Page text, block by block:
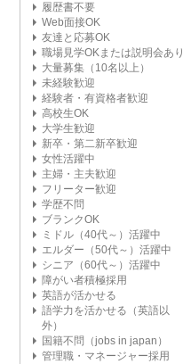
履歴書不要
Web面接OK
友達と応募OK
職場見学OKまたは説明会あり
大量募集（10名以上）
未経験歓迎
経験者・有資格者歓迎
高校生OK
大学生歓迎
新卒・第二新卒歓迎
女性活躍中
主婦・主夫歓迎
フリーター歓迎
学歴不問
ブランクOK
ミドル（40代～）活躍中
エルダー（50代～）活躍中
シニア（60代～）活躍中
障がい者積極採用
英語が活かせる
語学力を活かせる（英語以
外）
国籍不問（jobs in japan）
管理職・マネージャー採用